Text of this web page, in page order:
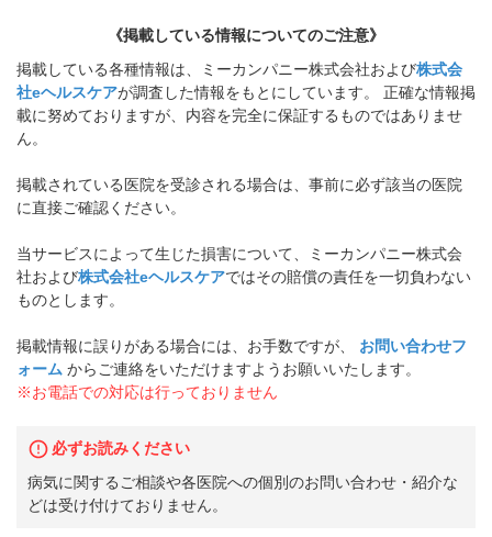
《掲載している情報についてのご注意》
掲載している各種情報は、ミーカンパニー株式会社および株式会
社eヘルスケアが調査した情報をもとにしています。 正確な情報掲
載に努めておりますが、内容を完全に保証するものではありませ
ん。
掲載されている医院を受診される場合は、事前に必ず該当の医院
に直接ご確認ください。
当サービスによって生じた損害について、ミーカンパニー株式会
社および株式会社eヘルスケアではその賠償の責任を一切負わない
ものとします。
掲載情報に誤りがある場合には、お手数ですが、
お問い合わせフ
ォーム からご連絡をいただけますようお願いいたします。
※お電話での対応は行っておりません
必ずお読みください
病気に関するご相談や各医院への個別のお問い合わせ・紹介な
どは受け付けておりません。